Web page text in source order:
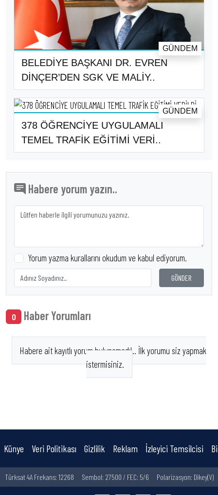
BELEDİYE BAŞKANI DR. EVREN
DİNÇER’DEN SGK VE MALİY..
GÜNDEM
378 ÖĞRENCİYE UYGULAMALI
TEMEL TRAFİK EĞİTİMİ VERİ..
GÜNDEM
Habere yorum yazın..
Yorum yazma kurallarını okudum ve kabul ediyorum.
GÖNDER
0 Haber Yorumları
Habere ait kayıtlı yorum bulunamadı!.. İlk yorumu siz yapmak
istermisiniz.
Künye Veri Politikası Gizlilik Reklam İzleyici Temsilcisi
Türksat 4A Frekans: 12268 Sembol: 27500 / FEC: 5/6 Polarizasyon: Dikey(V)